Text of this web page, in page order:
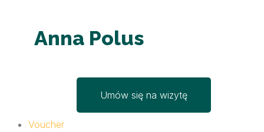
Anna Polus
Umów się na wizytę
Voucher